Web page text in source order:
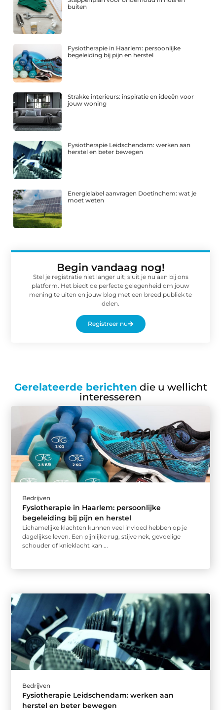
buiten
Fysiotherapie in Haarlem: persoonlijke
begeleiding bij pijn en herstel
Strakke interieurs: inspiratie en ideeën voor
jouw woning
Fysiotherapie Leidschendam: werken aan
herstel en beter bewegen
Energielabel aanvragen Doetinchem: wat je
moet weten
Begin vandaag nog!
Stel je registratie niet langer uit; sluit je nu aan bij ons
platform. Het biedt de perfecte gelegenheid om jouw
mening te uiten en jouw blog met een breed publiek te
delen.
Registreer nu
Gerelateerde berichten die u wellicht
interesseren
Bedrijven
Fysiotherapie in Haarlem: persoonlijke
begeleiding bij pijn en herstel
Lichamelijke klachten kunnen veel invloed hebben op je
dagelijkse leven. Een pijnlijke rug, stijve nek, gevoelige
schouder of knieklacht kan ...
Bedrijven
Fysiotherapie Leidschendam: werken aan
herstel en beter bewegen